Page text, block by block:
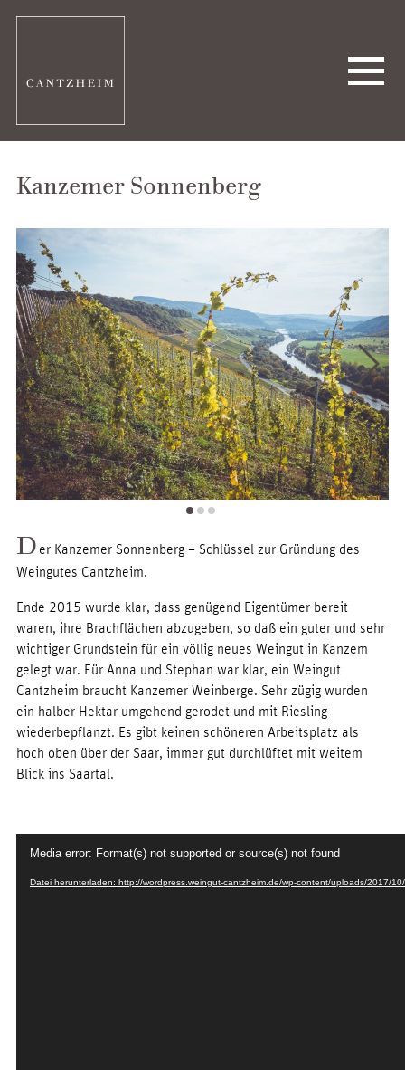
Kanzemer Sonnenberg
D er Kanzemer Sonnenberg – Schlüssel zur Gründung des
Weingutes Cantzheim.
Ende 2015 wurde klar, dass genügend Eigentümer bereit
waren, ihre Brachflächen abzugeben, so daß ein guter und sehr
wichtiger Grundstein für ein völlig neues Weingut in Kanzem
gelegt war. Für Anna und Stephan war klar, ein Weingut
Cantzheim braucht Kanzemer Weinberge. Sehr zügig wurden
ein halber Hektar umgehend gerodet und mit Riesling
wiederbepflanzt. Es gibt keinen schöneren Arbeitsplatz als
hoch oben über der Saar, immer gut durchlüftet mit weitem
Blick ins Saartal.
Media error: Format(s) not supported or source(s) not found
Datei herunterladen: http://wordpress.weingut-cantzheim.de/wp-content/uploads/2017/